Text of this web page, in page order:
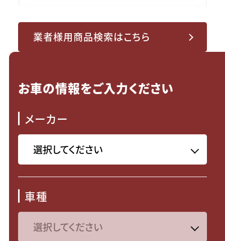
業者様用商品検索はこちら
お車の情報をご入力ください
メーカー
車種